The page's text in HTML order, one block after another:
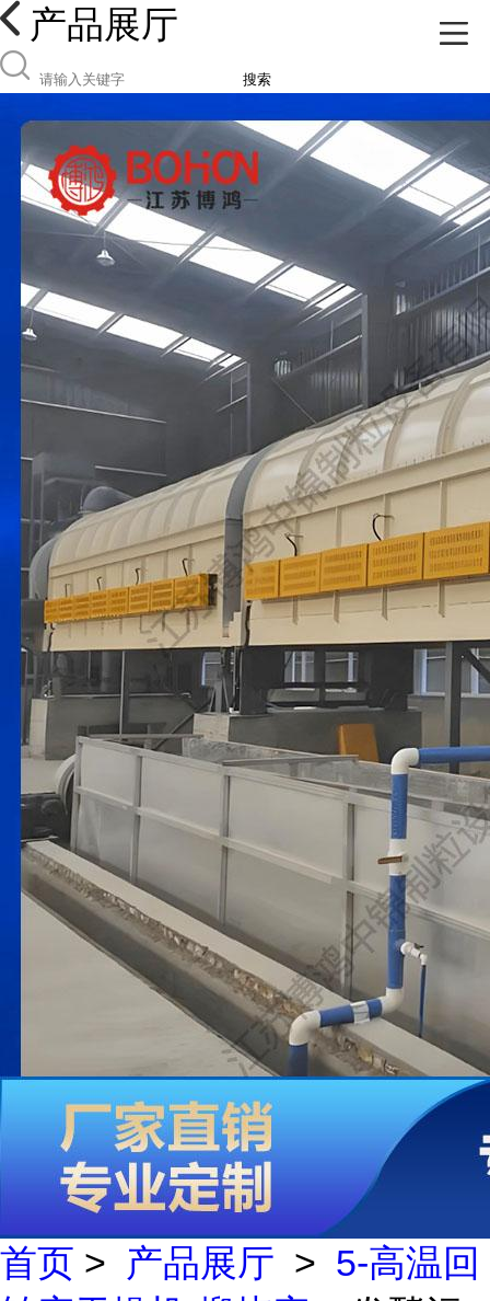
产品展厅
搜索
首页 > 产品展厅 > 5-高温回